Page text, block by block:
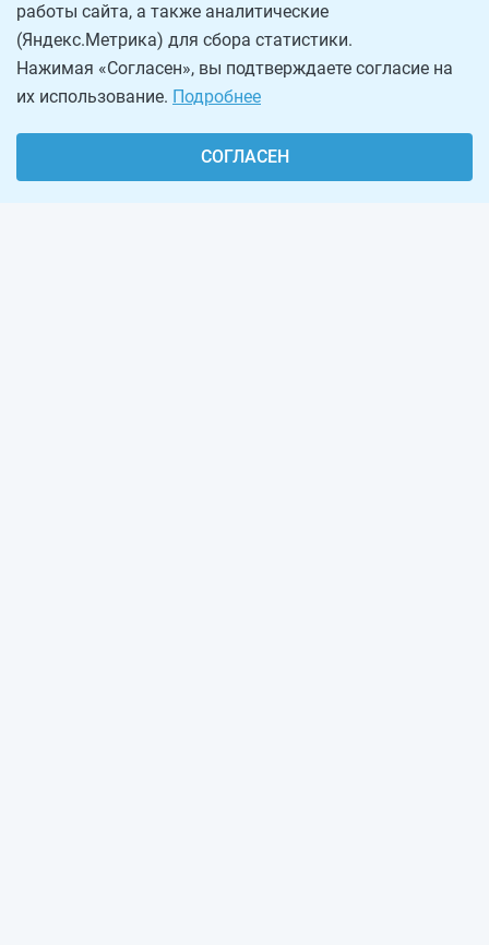
работы сайта, а также аналитические
(Яндекс.Метрика) для сбора статистики.
Нажимая «Согласен», вы подтверждаете согласие на
их использование. Подробнее
СОГЛАСЕН